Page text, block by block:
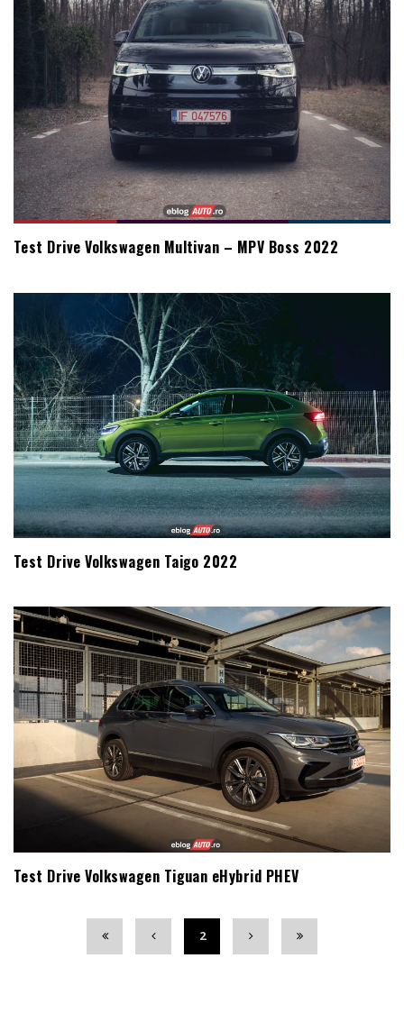
Test Drive Volkswagen Multivan – MPV Boss 2022
Test Drive Volkswagen Taigo 2022
Test Drive Volkswagen Tiguan eHybrid PHEV
2